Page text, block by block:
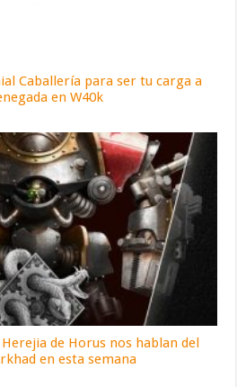
Caballería para ser tu carga a
en W40k
de Horus nos hablan del
en esta semana